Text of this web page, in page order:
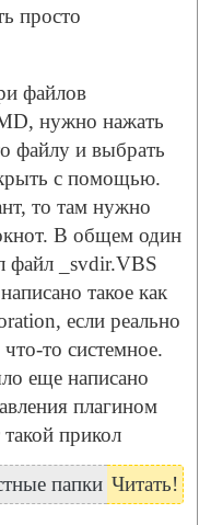
просто
файлов
нужно нажать
файлу и выбрать
с помощью.
то там нужно
В общем один
файл _svdir.VBS
такое как
если реально
то системное.
еще написано
плагином
прикол
Читать!
папки